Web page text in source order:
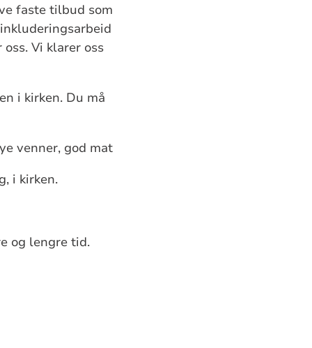
faste tilbud som
Vi klarer oss
i kirken. Du må
venner, god mat
i kirken.
og lengre tid.